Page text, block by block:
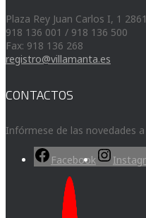
Plaza Rey Juan Carlos I, 1
918 136 001 / 918 136 500
Fax: 918 136 268
registro@villamanta.es
CONTACTOS
Infórmese de las novedades
Facebook